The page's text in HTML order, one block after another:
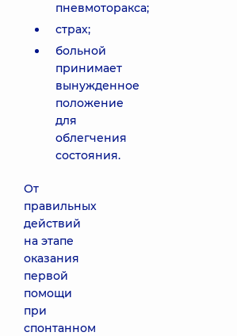
пневмоторакса;
страх;
больной
принимает
вынужденное
положение
для
облегчения
состояния.
От
правильных
действий
на этапе
оказания
первой
помощи
при
спонтанном